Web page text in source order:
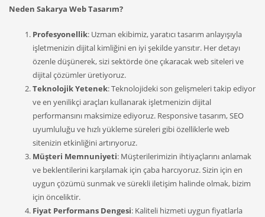
Neden Sakarya Web Tasarım?
Profesyonellik: Uzman ekibimiz, yaratıcı tasarım anlayışıyla
işletmenizin dijital kimliğini en iyi şekilde yansıtır. Her detayı
özenle düşünerek, sizi sektörde öne çıkaracak web siteleri ve
dijital çözümler üretiyoruz.
Teknolojik Yetenek: Teknolojideki son gelişmeleri takip ediyor
ve en yenilikçi araçları kullanarak işletmenizin dijital
performansını maksimize ediyoruz. Responsive tasarım, SEO
uyumluluğu ve hızlı yükleme süreleri gibi özelliklerle web
sitenizin etkinliğini artırıyoruz.
Müşteri Memnuniyeti: Müşterilerimizin ihtiyaçlarını anlamak
ve beklentilerini karşılamak için çaba harcıyoruz. Sizin için en
uygun çözümü sunmak ve sürekli iletişim halinde olmak, bizim
için önceliktir.
Fiyat Performans Dengesi: Kaliteli hizmeti uygun fiyatlarla